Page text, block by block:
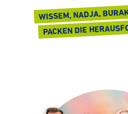
WISSEM, NADJA,
PACKEN DIE